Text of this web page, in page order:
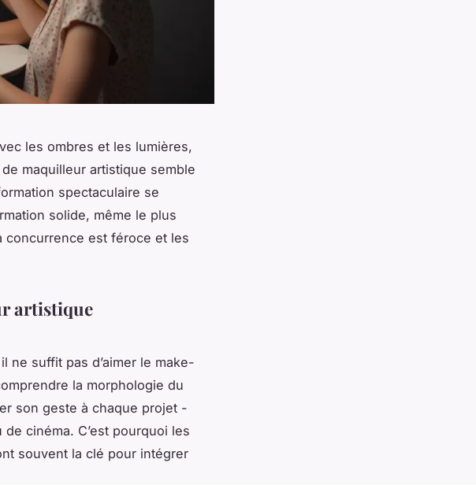
les ombres et les lumières,
maquilleur artistique semble
spectaculaire se
solide, même le plus
concurrence est féroce et les
artistique
ne suffit pas d’aimer le make-
la morphologie du
son geste à chaque projet -
de cinéma. C’est pourquoi les
souvent la clé pour intégrer